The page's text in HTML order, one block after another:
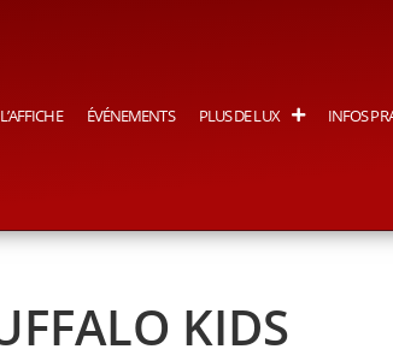
ÉVÉNEMENTS PLUS DE LUX INFOS
KIDS